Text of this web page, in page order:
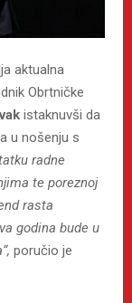
aktualna
Obrtničke
istaknuvši da
u nošenju s
radne
te poreznoj
rasta
godina bude u
poručio je